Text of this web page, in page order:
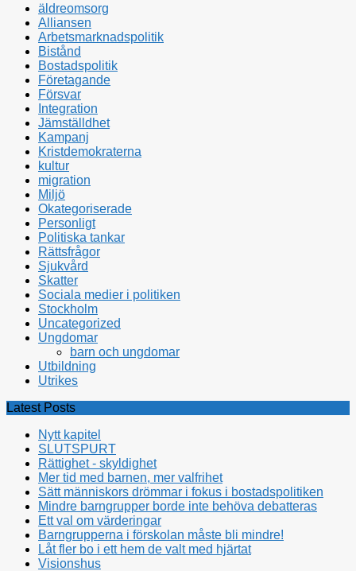
äldreomsorg
Alliansen
Arbetsmarknadspolitik
Bistånd
Bostadspolitik
Företagande
Försvar
Integration
Jämställdhet
Kampanj
Kristdemokraterna
kultur
migration
Miljö
Okategoriserade
Personligt
Politiska tankar
Rättsfrågor
Sjukvård
Skatter
Sociala medier i politiken
Stockholm
Uncategorized
Ungdomar
barn och ungdomar
Utbildning
Utrikes
Latest Posts
Nytt kapitel
SLUTSPURT
Rättighet - skyldighet
Mer tid med barnen, mer valfrihet
Sätt människors drömmar i fokus i bostadspolitiken
Mindre barngrupper borde inte behöva debatteras
Ett val om värderingar
Barngrupperna i förskolan måste bli mindre!
Låt fler bo i ett hem de valt med hjärtat
Visionshus